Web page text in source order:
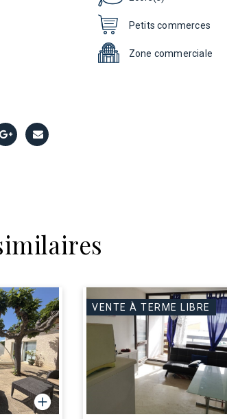
Petits commerces
Zone commerciale
VENTE À TERME LIBRE